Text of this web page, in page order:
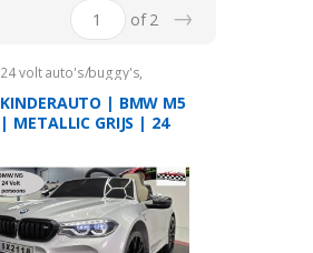
of 2 →
24 volt auto's/buggy's,
Kinderauto's
BMW
KINDERAUTO | BMW M5
| METALLIC GRIJS | 24